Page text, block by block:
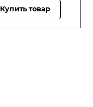
Купить товар